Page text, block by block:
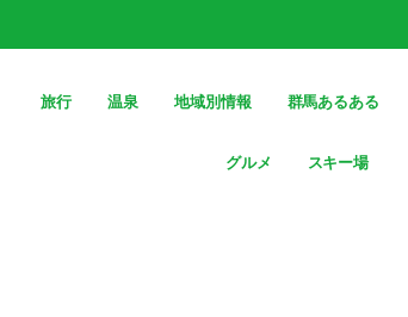
旅行 温泉 地域別情報 群馬あるある
グルメ スキー場